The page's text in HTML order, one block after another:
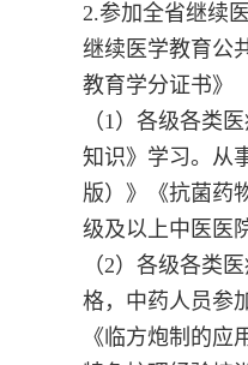
2.参加全省继续
继续医学教育公
教育学分证书》
（1）各级各类
知识》学习。从
版）》《抗菌药
级及以上中医医
（2）各级各类
格，中药人员参
《临方炮制的